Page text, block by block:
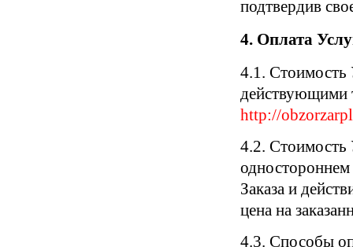
подтвердив
4. Оплата
4.1. Стоимость
действующими
http://
4.2. Стоимость
Заказа и
цена на
4.3. Способы